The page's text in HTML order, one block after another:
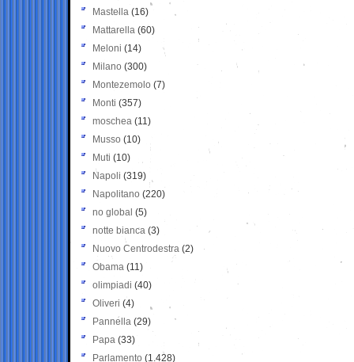
Mastella (16)
Mattarella (60)
Meloni (14)
Milano (300)
Montezemolo (7)
Monti (357)
moschea (11)
Musso (10)
Muti (10)
Napoli (319)
Napolitano (220)
no global (5)
notte bianca (3)
Nuovo Centrodestra (2)
Obama (11)
olimpiadi (40)
Oliveri (4)
Pannella (29)
Papa (33)
Parlamento (1.428)